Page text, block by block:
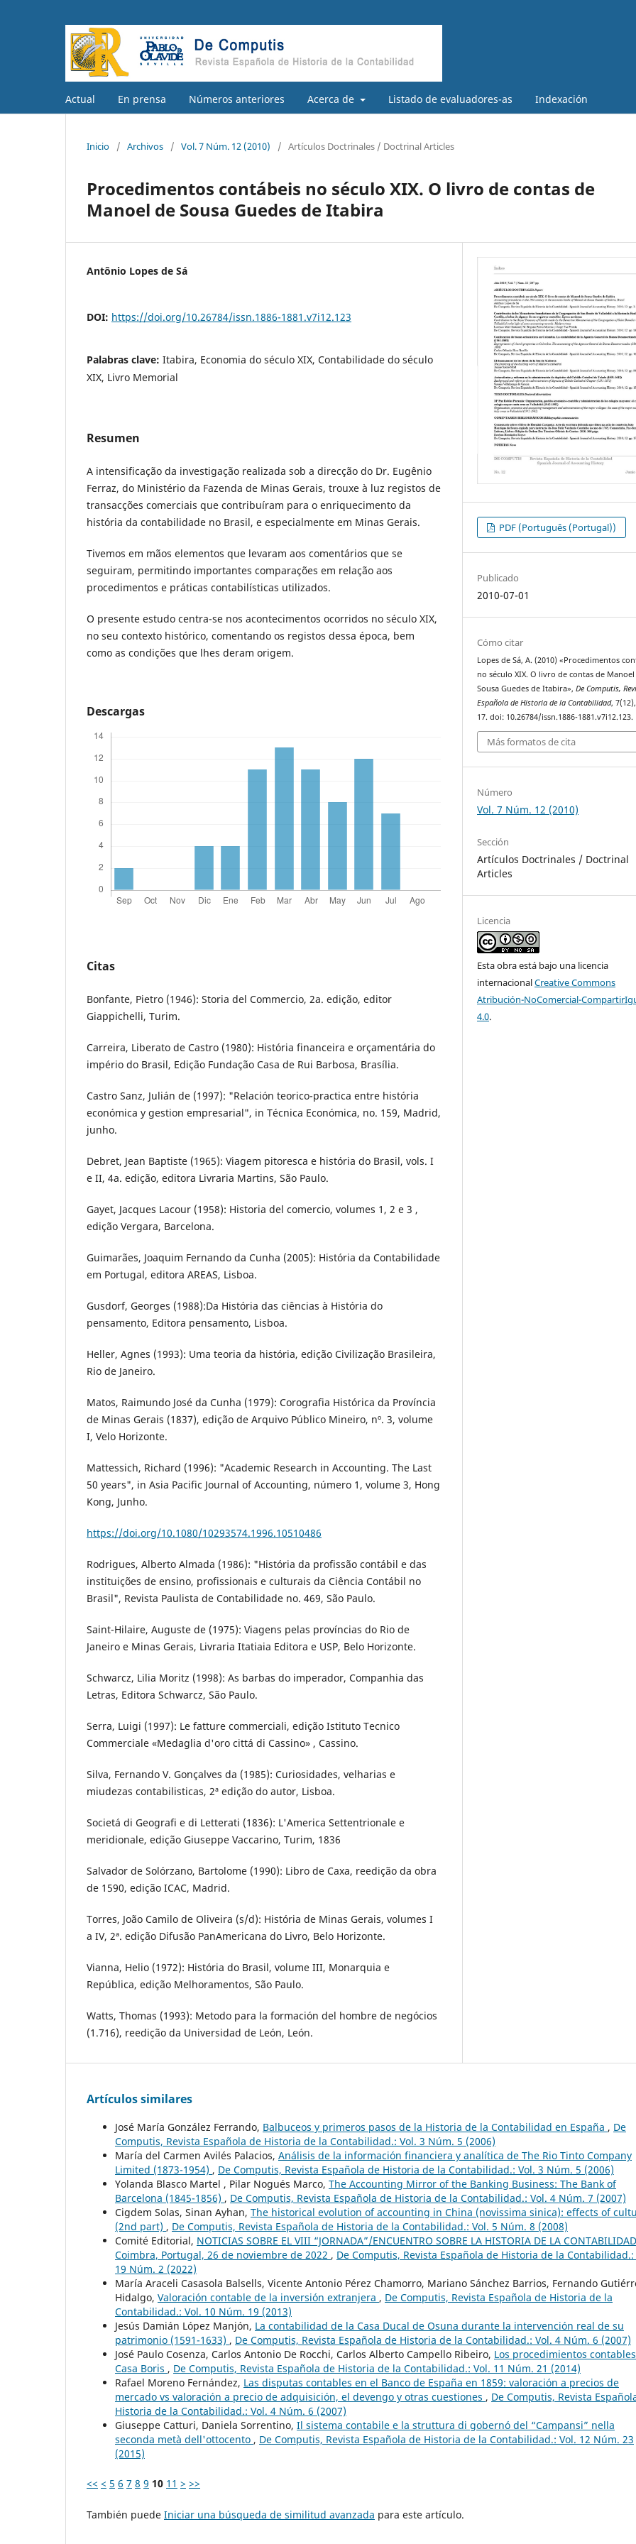
Actual En prensa Números anteriores Acerca de Listado de evaluadores-as Indexación
Inicio / Archivos / Vol. 7 Núm. 12 (2010) / Artículos Doctrinales / Doctrinal Articles
Procedimentos contábeis no século XIX. O livro de contas de
Manoel de Sousa Guedes de Itabira
Antônio Lopes de Sá
DOI: https://doi.org/10.26784/issn.1886-1881.v7i12.123
Palabras clave: Itabira, Economia do século XIX, Contabilidade do século
XIX, Livro Memorial
Resumen
A intensificação da investigação realizada sob a direcção do Dr. Eugênio
Ferraz, do Ministério da Fazenda de Minas Gerais, trouxe à luz registos de
transacções comerciais que contribuíram para o enriquecimento da
história da contabilidade no Brasil, e especialmente em Minas Gerais.
Tivemos em mãos elementos que levaram aos comentários que se
seguiram, permitindo importantes comparações em relação aos
procedimentos e práticas contabilísticas utilizados.
O presente estudo centra-se nos acontecimentos ocorridos no século XIX,
no seu contexto histórico, comentando os registos dessa época, bem
como as condições que lhes deram origem.
Descargas
Citas
Bonfante, Pietro (1946): Storia del Commercio, 2a. edição, editor
Giappichelli, Turim.
Carreira, Liberato de Castro (1980): História financeira e orçamentária do
império do Brasil, Edição Fundação Casa de Rui Barbosa, Brasília.
Castro Sanz, Julián de (1997): "Relación teorico-practica entre história
económica y gestion empresarial", in Técnica Económica, no. 159, Madrid,
junho.
Debret, Jean Baptiste (1965): Viagem pitoresca e história do Brasil, vols. I
e II, 4a. edição, editora Livraria Martins, São Paulo.
Gayet, Jacques Lacour (1958): Historia del comercio, volumes 1, 2 e 3 ,
edição Vergara, Barcelona.
Guimarães, Joaquim Fernando da Cunha (2005): História da Contabilidade
em Portugal, editora AREAS, Lisboa.
Gusdorf, Georges (1988):Da História das ciências à História do
pensamento, Editora pensamento, Lisboa.
Heller, Agnes (1993): Uma teoria da história, edição Civilização Brasileira,
Rio de Janeiro.
Matos, Raimundo José da Cunha (1979): Corografia Histórica da Província
de Minas Gerais (1837), edição de Arquivo Público Mineiro, nº. 3, volume
I, Velo Horizonte.
Mattessich, Richard (1996): "Academic Research in Accounting. The Last
50 years", in Asia Pacific Journal of Accounting, número 1, volume 3, Hong
Kong, Junho.
https://doi.org/10.1080/10293574.1996.10510486
Rodrigues, Alberto Almada (1986): "História da profissão contábil e das
instituições de ensino, profissionais e culturais da Ciência Contábil no
Brasil", Revista Paulista de Contabilidade no. 469, São Paulo.
Saint-Hilaire, Auguste de (1975): Viagens pelas províncias do Rio de
Janeiro e Minas Gerais, Livraria Itatiaia Editora e USP, Belo Horizonte.
Schwarcz, Lilia Moritz (1998): As barbas do imperador, Companhia das
Letras, Editora Schwarcz, São Paulo.
Serra, Luigi (1997): Le fatture commerciali, edição Istituto Tecnico
Commerciale «Medaglia d'oro cittá di Cassino» , Cassino.
Silva, Fernando V. Gonçalves da (1985): Curiosidades, velharias e
miudezas contabilisticas, 2ª edição do autor, Lisboa.
Societá di Geografi e di Letterati (1836): L'America Settentrionale e
meridionale, edição Giuseppe Vaccarino, Turim, 1836
Salvador de Solórzano, Bartolome (1990): Libro de Caxa, reedição da obra
de 1590, edição ICAC, Madrid.
Torres, João Camilo de Oliveira (s/d): História de Minas Gerais, volumes I
a IV, 2ª. edição Difusão PanAmericana do Livro, Belo Horizonte.
Vianna, Helio (1972): História do Brasil, volume III, Monarquia e
República, edição Melhoramentos, São Paulo.
Watts, Thomas (1993): Metodo para la formación del hombre de negócios
(1.716), reedição da Universidad de León, León.
PDF (Português (Portugal))
Publicado
2010-07-01
Cómo citar
Lopes de Sá, A. (2010) «Procedimentos
no século XIX. O livro de contas de
Sousa Guedes de Itabira»,De Computis,
Española de Historia de la Contabilidad,
17. doi: 10.26784/issn.1886-1881.v7i12.123.
Más formatos de cita
Número
Vol. 7 Núm. 12 (2010)
Sección
Artículos Doctrinales / Doctrinal
Articles
Licencia
Esta obra está bajo una licencia
internacionalCreative Commons
Atribución-NoComercial-
4.0.
Artículos similares
José María González Ferrando, Balbuceos y primeros pasos de la Historia de la Contabilidad en España , De
Computis, Revista Española de Historia de la Contabilidad.: Vol. 3 Núm. 5 (2006)
María del Carmen Avilés Palacios, Análisis de la información financiera y analítica de The Rio Tinto Company
Limited (1873-1954) , De Computis, Revista Española de Historia de la Contabilidad.: Vol. 3 Núm. 5 (2006)
Yolanda Blasco Martel , Pilar Nogués Marco, The Accounting Mirror of the Banking Business: The Bank of
Barcelona (1845-1856) , De Computis, Revista Española de Historia de la Contabilidad.: Vol. 4 Núm. 7 (2007)
Cigdem Solas, Sinan Ayhan, The historical evolution of accounting in China (novissima sinica): effects of
(2nd part) , De Computis, Revista Española de Historia de la Contabilidad.: Vol. 5 Núm. 8 (2008)
Comité Editorial, NOTICIAS SOBRE EL VIII “JORNADA”/ENCUENTRO SOBRE LA HISTORIA DE LA CONTABILIDAD
Coimbra, Portugal, 26 de noviembre de 2022 , De Computis, Revista Española de Historia de la Contabilidad.:
19 Núm. 2 (2022)
María Araceli Casasola Balsells, Vicente Antonio Pérez Chamorro, Mariano Sánchez Barrios, Fernando
Hidalgo, Valoración contable de la inversión extranjera , De Computis, Revista Española de Historia de la
Contabilidad.: Vol. 10 Núm. 19 (2013)
Jesús Damián López Manjón, La contabilidad de la Casa Ducal de Osuna durante la intervención real de su
patrimonio (1591-1633) , De Computis, Revista Española de Historia de la Contabilidad.: Vol. 4 Núm. 6 (2007)
José Paulo Cosenza, Carlos Antonio De Rocchi, Carlos Alberto Campello Ribeiro, Los procedimientos
Casa Boris , De Computis, Revista Española de Historia de la Contabilidad.: Vol. 11 Núm. 21 (2014)
Rafael Moreno Fernández, Las disputas contables en el Banco de España en 1859: valoración a precios de
mercado vs valoración a precio de adquisición, el devengo y otras cuestiones , De Computis, Revista
Historia de la Contabilidad.: Vol. 4 Núm. 6 (2007)
Giuseppe Catturi, Daniela Sorrentino, Il sistema contabile e la struttura di gobernó del “Campansi” nella
seconda metà dell'ottocento , De Computis, Revista Española de Historia de la Contabilidad.: Vol. 12 Núm. 23
(2015)
<< < 5 6 7 8 9 10 11 > >>
También puede Iniciar una búsqueda de similitud avanzada para este artículo.